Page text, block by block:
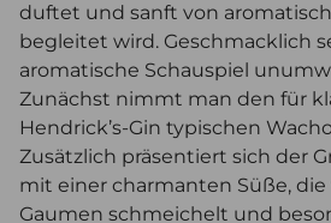
duftet und sanft von
begleitet wird. Geschmacklich
aromatische Schauspiel
Zunächst nimmt man den für
Hendrick’s-Gin typischen
Zusätzlich präsentiert sich der
mit einer charmanten Süße,
Gaumen schmeichelt und